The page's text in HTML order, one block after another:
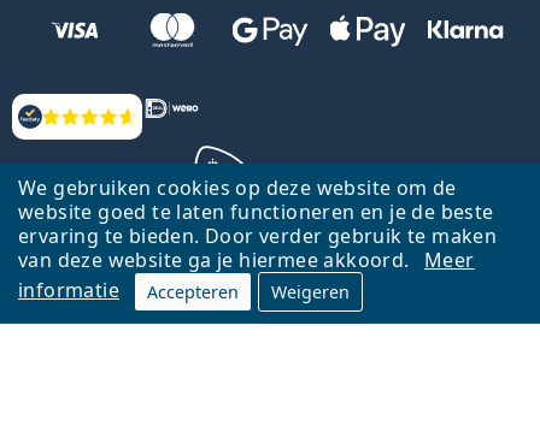
We gebruiken cookies op deze website om de
website goed te laten functioneren en je de beste
ervaring te bieden. Door verder gebruik te maken
van deze website ga je hiermee akkoord.
Meer
informatie
Accepteren Weigeren
Beoordelingen
Terug naar de homepagina
Ga omhoog
Lentiamo.nl is eigendom van en wordt beheerd door Lentiamo s.r.o.,
Tsjechië
Hier al 18 jaar voor jou.